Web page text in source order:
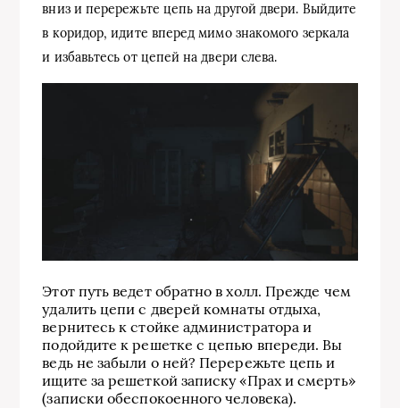
вниз и перережьте цепь на другой двери. Выйдите
в коридор, идите вперед мимо знакомого зеркала
и избавьтесь от цепей на двери слева.
Этот путь ведет обратно в холл. Прежде чем
удалить цепи с дверей комнаты отдыха,
вернитесь к стойке администратора и
подойдите к решетке с цепью впереди. Вы
ведь не забыли о ней? Перережьте цепь и
ищите за решеткой записку «Прах и смерть»
(записки обеспокоенного человека).